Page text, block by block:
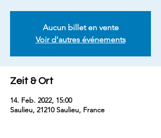
Aucun billet en vente
Voir d'autres événements
Zeit & Ort
14. Feb. 2022, 15:00
Saulieu, 21210 Saulieu, France